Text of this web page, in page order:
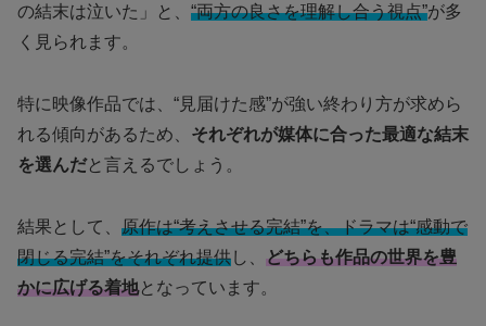
の結末は泣いた」と、 “両方の良さを理解し合う視点”が多
く見られます。
特に映像作品では、“見届けた感”が強い終わり方が求めら
れる傾向があるため、 それぞれが媒体に合った最適な結末
を選んだと言えるでしょう。
結果として、 原作は“考えさせる完結”を、ドラマは“感動で
閉じる完結”をそれぞれ提供し、 どちらも作品の世界を豊
かに広げる着地となっています。